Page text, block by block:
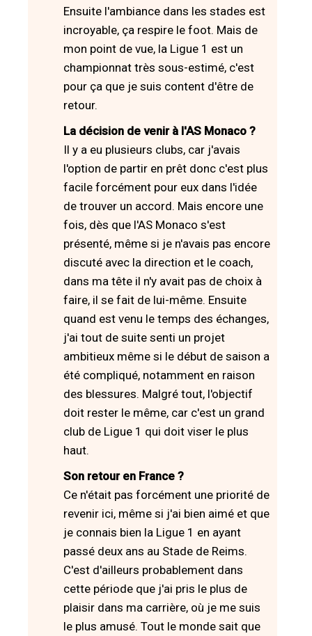
Ensuite l'ambiance dans les stades est
incroyable, ça respire le foot. Mais de
mon point de vue, la Ligue 1 est un
championnat très sous-estimé, c'est
pour ça que je suis content d'être de
retour.
La décision de venir à l'AS Monaco ?
Il y a eu plusieurs clubs, car j'avais
l'option de partir en prêt donc c'est plus
facile forcément pour eux dans l'idée
de trouver un accord. Mais encore une
fois, dès que l'AS Monaco s'est
présenté, même si je n'avais pas encore
discuté avec la direction et le coach,
dans ma tête il n'y avait pas de choix à
faire, il se fait de lui-même. Ensuite
quand est venu le temps des échanges,
j'ai tout de suite senti un projet
ambitieux même si le début de saison a
été compliqué, notamment en raison
des blessures. Malgré tout, l'objectif
doit rester le même, car c'est un grand
club de Ligue 1 qui doit viser le plus
haut.
Son retour en France ?
Ce n'était pas forcément une priorité de
revenir ici, même si j'ai bien aimé et que
je connais bien la Ligue 1 en ayant
passé deux ans au Stade de Reims.
C'est d'ailleurs probablement dans
cette période que j'ai pris le plus de
plaisir dans ma carrière, où je me suis
le plus amusé. Tout le monde sait que